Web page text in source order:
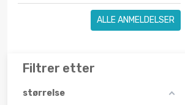
ALLE ANMELDELSER
Filtrer etter
størrelse